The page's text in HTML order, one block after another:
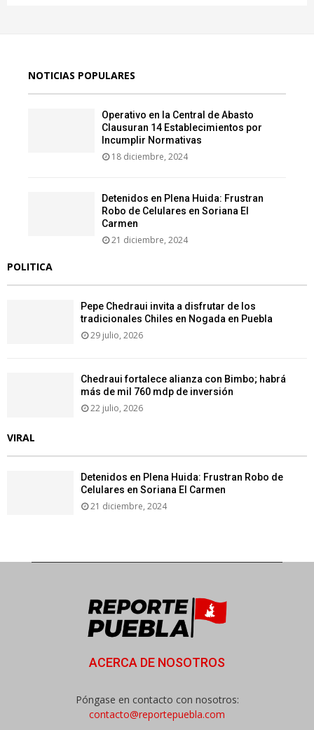
NOTICIAS POPULARES
Operativo en la Central de Abasto
Clausuran 14 Establecimientos por
Incumplir Normativas
18 diciembre, 2024
Detenidos en Plena Huida: Frustran
Robo de Celulares en Soriana El
Carmen
21 diciembre, 2024
POLITICA
Pepe Chedraui invita a disfrutar de los
tradicionales Chiles en Nogada en Puebla
29 julio, 2026
Chedraui fortalece alianza con Bimbo; habrá
más de mil 760 mdp de inversión
22 julio, 2026
VIRAL
Detenidos en Plena Huida: Frustran Robo de
Celulares en Soriana El Carmen
21 diciembre, 2024
ACERCA DE NOSOTROS
Póngase en contacto con nosotros:
contacto@reportepuebla.com